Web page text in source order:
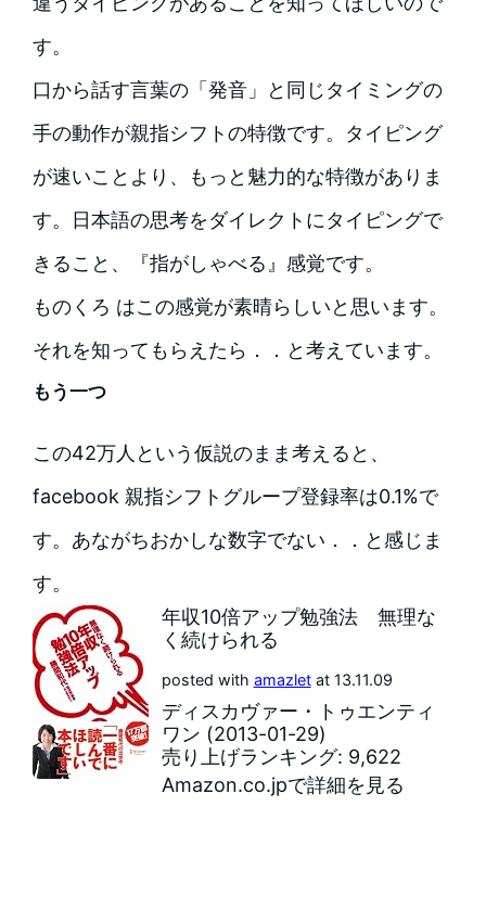
す。
口から話す言葉の「発音」と同じタイミングの
手の動作が親指シフトの特徴です。タイピング
が速いことより、もっと魅力的な特徴がありま
す。日本語の思考をダイレクトにタイピングで
きること、『指がしゃべる』感覚です。
ものくろ はこの感覚が素晴らしいと思います。
それを知ってもらえたら．．と考えています。
もう一つ
この42万人という仮説のまま考えると、
facebook 親指シフトグループ登録率は0.1%で
す。あながちおかしな数字でない．．と感じま
す。
年収10倍アップ勉強法 無理な
く続けられる
posted with amazletat 13.11.09
ディスカヴァー・トゥエンティ
ワン (2013-01-29)
売り上げランキング: 9,622
Amazon.co.jpで詳細を見る